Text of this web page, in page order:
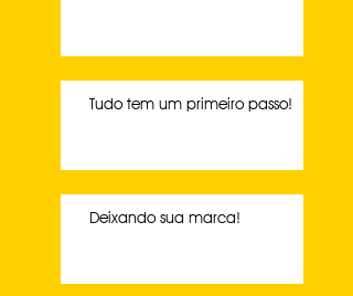
Tudo tem um primeiro passo!
Deixando sua marca!